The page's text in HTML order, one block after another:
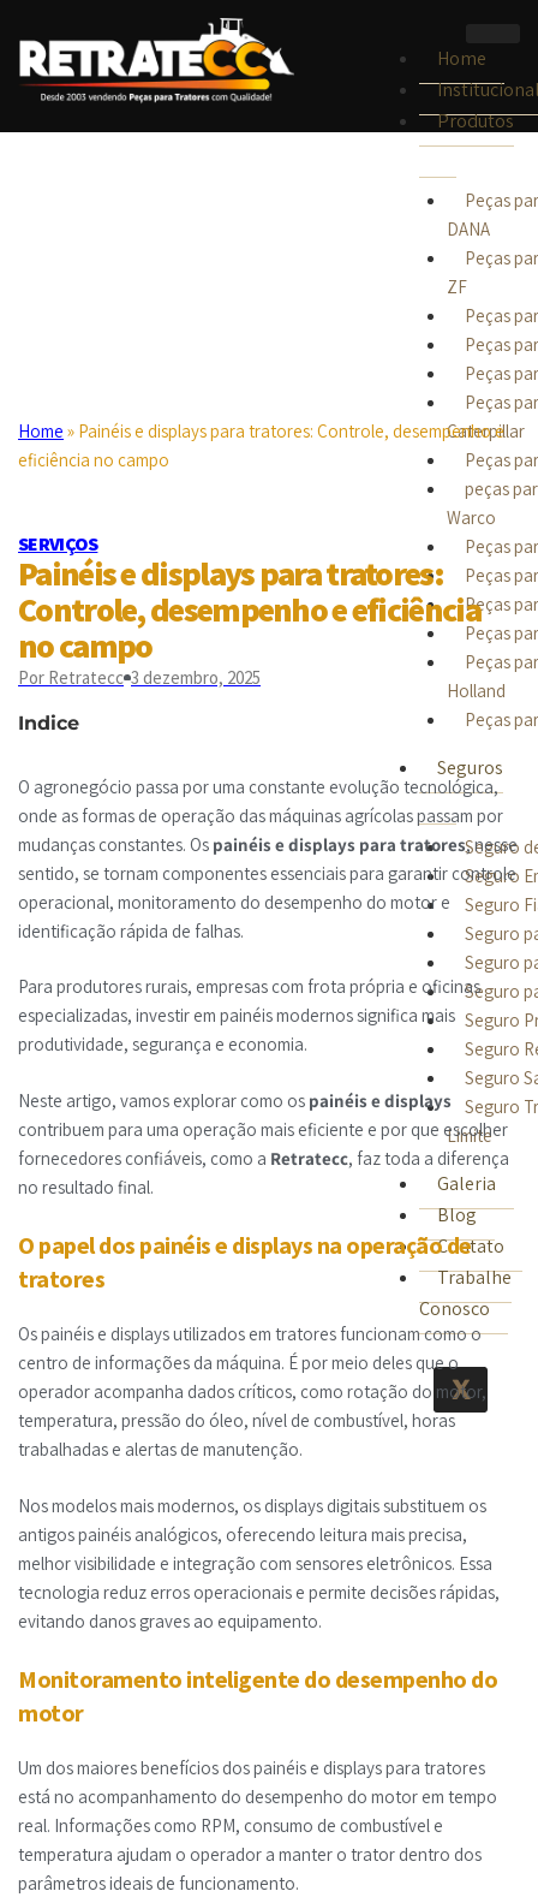
Home
Produtos
Peças
DANA
Peças
ZF
Peças
Peças
Peças
Peças
Caterpillar
Peças
peças
Warco
Peças
Peças
Peças
Peças
Peças
Holland
Peças
Seguros
Seguro
Seguro
Seguro
Seguro
Seguro
Seguro
Seguro
Seguro
Seguro
Seguro
Limite
Galeria
Blog
Contato
Trabalhe
Conosco
X
Home » Painéis e displays para tratores: Controle, desempenho e
eficiência no campo
SERVIÇOS
Painéis e displays para tratores:
Controle, desempenho e eficiência
no campo
Por Retratecc 3 dezembro, 2025
Indice
O agronegócio passa por uma constante evolução tecnológica,
onde as formas de operação das máquinas agrícolas passam por
mudanças constantes. Os painéis e displays para tratores, nesse
sentido, se tornam componentes essenciais para garantir controle
operacional, monitoramento do desempenho do motor e
identificação rápida de falhas.
Para produtores rurais, empresas com frota própria e oficinas
especializadas, investir em painéis modernos significa mais
produtividade, segurança e economia.
Neste artigo, vamos explorar como os painéis e displays
contribuem para uma operação mais eficiente e por que escolher
fornecedores confiáveis, como a Retratecc, faz toda a diferença
no resultado final.
O papel dos painéis e displays na operação de
tratores
Os painéis e displays utilizados em tratores funcionam como o
centro de informações da máquina. É por meio deles que o
operador acompanha dados críticos, como rotação do motor,
temperatura, pressão do óleo, nível de combustível, horas
trabalhadas e alertas de manutenção.
Nos modelos mais modernos, os displays digitais substituem os
antigos painéis analógicos, oferecendo leitura mais precisa,
melhor visibilidade e integração com sensores eletrônicos. Essa
tecnologia reduz erros operacionais e permite decisões rápidas,
evitando danos graves ao equipamento.
Monitoramento inteligente do desempenho do
motor
Um dos maiores benefícios dos painéis e displays para tratores
está no acompanhamento do desempenho do motor em tempo
real. Informações como RPM, consumo de combustível e
temperatura ajudam o operador a manter o trator dentro dos
parâmetros ideais de funcionamento.